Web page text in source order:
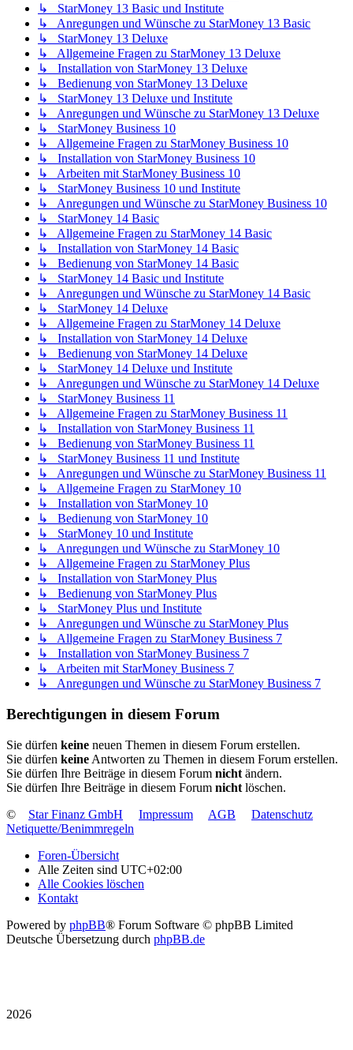
↳ StarMoney 13 Basic und Institute
↳ Anregungen und Wünsche zu StarMoney 13 Basic
↳ StarMoney 13 Deluxe
↳ Allgemeine Fragen zu StarMoney 13 Deluxe
↳ Installation von StarMoney 13 Deluxe
↳ Bedienung von StarMoney 13 Deluxe
↳ StarMoney 13 Deluxe und Institute
↳ Anregungen und Wünsche zu StarMoney 13 Deluxe
↳ StarMoney Business 10
↳ Allgemeine Fragen zu StarMoney Business 10
↳ Installation von StarMoney Business 10
↳ Arbeiten mit StarMoney Business 10
↳ StarMoney Business 10 und Institute
↳ Anregungen und Wünsche zu StarMoney Business 10
↳ StarMoney 14 Basic
↳ Allgemeine Fragen zu StarMoney 14 Basic
↳ Installation von StarMoney 14 Basic
↳ Bedienung von StarMoney 14 Basic
↳ StarMoney 14 Basic und Institute
↳ Anregungen und Wünsche zu StarMoney 14 Basic
↳ StarMoney 14 Deluxe
↳ Allgemeine Fragen zu StarMoney 14 Deluxe
↳ Installation von StarMoney 14 Deluxe
↳ Bedienung von StarMoney 14 Deluxe
↳ StarMoney 14 Deluxe und Institute
↳ Anregungen und Wünsche zu StarMoney 14 Deluxe
↳ StarMoney Business 11
↳ Allgemeine Fragen zu StarMoney Business 11
↳ Installation von StarMoney Business 11
↳ Bedienung von StarMoney Business 11
↳ StarMoney Business 11 und Institute
↳ Anregungen und Wünsche zu StarMoney Business 11
↳ Allgemeine Fragen zu StarMoney 10
↳ Installation von StarMoney 10
↳ Bedienung von StarMoney 10
↳ StarMoney 10 und Institute
↳ Anregungen und Wünsche zu StarMoney 10
↳ Allgemeine Fragen zu StarMoney Plus
↳ Installation von StarMoney Plus
↳ Bedienung von StarMoney Plus
↳ StarMoney Plus und Institute
↳ Anregungen und Wünsche zu StarMoney Plus
↳ Allgemeine Fragen zu StarMoney Business 7
↳ Installation von StarMoney Business 7
↳ Arbeiten mit StarMoney Business 7
↳ Anregungen und Wünsche zu StarMoney Business 7
Berechtigungen in diesem Forum
Sie dürfen keine neuen Themen in diesem Forum erstellen.
Sie dürfen keine Antworten zu Themen in diesem Forum erstellen.
Sie dürfen Ihre Beiträge in diesem Forum nicht ändern.
Sie dürfen Ihre Beiträge in diesem Forum nicht löschen.
©
Star Finanz GmbH Impressum AGB
Datenschutz
Netiquette/Benimmregeln
Foren-Übersicht
Alle Zeiten sind UTC+02:00
Alle Cookies löschen
Kontakt
Powered by phpBB® Forum Software © phpBB Limited
Deutsche Übersetzung durch phpBB.de
2026